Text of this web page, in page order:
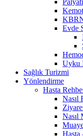
Evde
Uyku
Sağlık Turizmi
Yönlendirme
Hasta
Nasıl
Nasıl
Hasta